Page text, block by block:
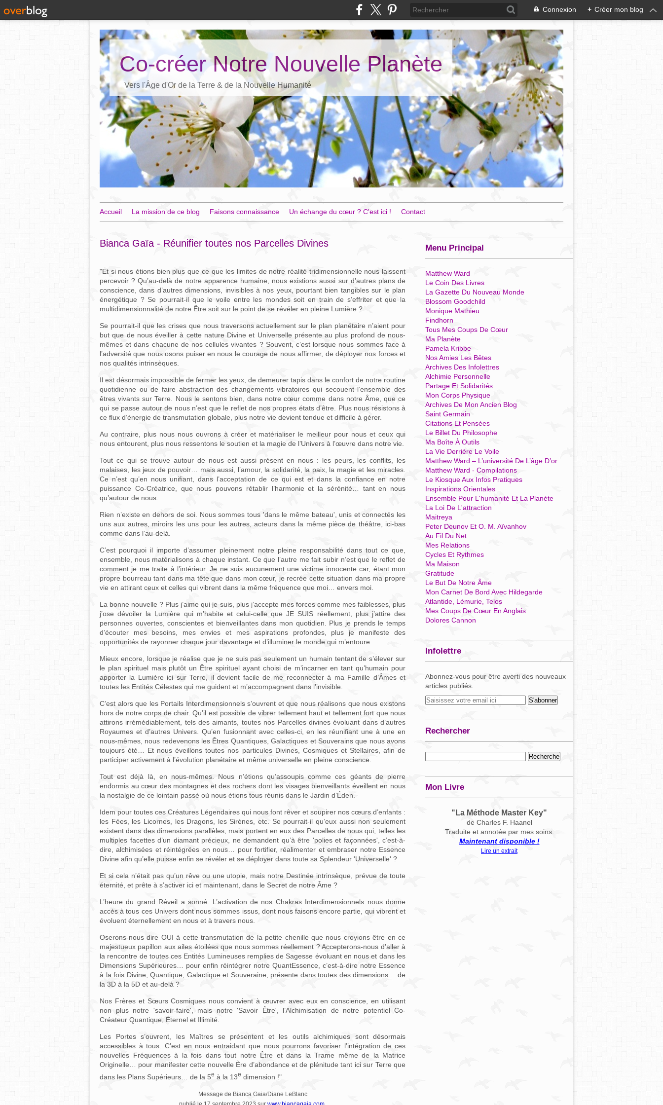
Connexion + Créer mon blog
Co-créer Notre Nouvelle Planète
Vers l'Âge d'Or de la Terre & de la Nouvelle Humanité
Accueil La mission de ce blog Faisons connaissance Un échange du cœur ? C'est ici ! Contact
Bianca Gaïa - Réunifier toutes nos Parcelles Divines
"Et si nous étions bien plus que ce que les limites de notre réalité tridimensionnelle nous laissent
percevoir ? Qu’au-delà de notre apparence humaine, nous existions aussi sur d’autres plans de
conscience, dans d’autres dimensions, invisibles à nos yeux, pourtant bien tangibles sur le plan
énergétique ? Se pourrait-il que le voile entre les mondes soit en train de s’effriter et que la
multidimensionnalité de notre Être soit sur le point de se révéler en pleine Lumière ?
Se pourrait-il que les crises que nous traversons actuellement sur le plan planétaire n’aient pour
but que de nous éveiller à cette nature Divine et Universelle présente au plus profond de nous-
mêmes et dans chacune de nos cellules vivantes ? Souvent, c’est lorsque nous sommes face à
l’adversité que nous osons puiser en nous le courage de nous affirmer, de déployer nos forces et
nos qualités intrinsèques.
Il est désormais impossible de fermer les yeux, de demeurer tapis dans le confort de notre routine
quotidienne ou de faire abstraction des changements vibratoires qui secouent l’ensemble des
êtres vivants sur Terre. Nous le sentons bien, dans notre cœur comme dans notre Âme, que ce
qui se passe autour de nous n’est que le reflet de nos propres états d’être. Plus nous résistons à
ce flux d’énergie de transmutation globale, plus notre vie devient tendue et difficile à gérer.
Au contraire, plus nous nous ouvrons à créer et matérialiser le meilleur pour nous et ceux qui
nous entourent, plus nous ressentons le soutien et la magie de l’Univers à l’œuvre dans notre vie.
Tout ce qui se trouve autour de nous est aussi présent en nous : les peurs, les conflits, les
malaises, les jeux de pouvoir… mais aussi, l’amour, la solidarité, la paix, la magie et les miracles.
Ce n’est qu’en nous unifiant, dans l’acceptation de ce qui est et dans la confiance en notre
puissance Co-Créatrice, que nous pouvons rétablir l’harmonie et la sérénité… tant en nous
qu’autour de nous.
Rien n’existe en dehors de soi. Nous sommes tous 'dans le même bateau', unis et connectés les
uns aux autres, miroirs les uns pour les autres, acteurs dans la même pièce de théâtre, ici-bas
comme dans l’au-delà.
C’est pourquoi il importe d’assumer pleinement notre pleine responsabilité dans tout ce que,
ensemble, nous matérialisons à chaque instant. Ce que l’autre me fait subir n’est que le reflet de
comment je me traite à l’intérieur. Je ne suis aucunement une victime innocente car, étant mon
propre bourreau tant dans ma tête que dans mon cœur, je recrée cette situation dans ma propre
vie en attirant ceux et celles qui vibrent dans la même fréquence que moi… envers moi.
La bonne nouvelle ? Plus j’aime qui je suis, plus j’accepte mes forces comme mes faiblesses, plus
j’ose dévoiler la Lumière qui m’habite et celui-celle que JE SUIS réellement, plus j’attire des
personnes ouvertes, conscientes et bienveillantes dans mon quotidien. Plus je prends le temps
d’écouter mes besoins, mes envies et mes aspirations profondes, plus je manifeste des
opportunités de rayonner chaque jour davantage et d’illuminer le monde qui m’entoure.
Mieux encore, lorsque je réalise que je ne suis pas seulement un humain tentant de s’élever sur
le plan spirituel mais plutôt un Être spirituel ayant choisi de m’incarner en tant qu’humain pour
apporter la Lumière ici sur Terre, il devient facile de me reconnecter à ma Famille d’Âmes et
toutes les Entités Célestes qui me guident et m’accompagnent dans l’invisible.
C’est alors que les Portails Interdimensionnels s’ouvrent et que nous réalisons que nous existons
hors de notre corps de chair. Qu’il est possible de vibrer tellement haut et tellement fort que nous
attirons irrémédiablement, tels des aimants, toutes nos Parcelles divines évoluant dans d’autres
Royaumes et d’autres Univers. Qu’en fusionnant avec celles-ci, en les réunifiant une à une en
nous-mêmes, nous redevenons les Êtres Quantiques, Galactiques et Souverains que nous avons
toujours été… Et nous éveillons toutes nos particules Divines, Cosmiques et Stellaires, afin de
participer activement à l’évolution planétaire et même universelle en pleine conscience.
Tout est déjà là, en nous-mêmes. Nous n’étions qu’assoupis comme ces géants de pierre
endormis au cœur des montagnes et des rochers dont les visages bienveillants éveillent en nous
la nostalgie de ce lointain passé où nous étions tous réunis dans le Jardin d’Éden.
Idem pour toutes ces Créatures Légendaires qui nous font rêver et soupirer nos cœurs d’enfants :
les Fées, les Licornes, les Dragons, les Sirènes, etc. Se pourrait-il qu’eux aussi non seulement
existent dans des dimensions parallèles, mais portent en eux des Parcelles de nous qui, telles les
multiples facettes d’un diamant précieux, ne demandent qu’à être 'polies et façonnées', c’est-à-
dire, alchimisées et réintégrées en nous… pour fortifier, réalimenter et embraser notre Essence
Divine afin qu’elle puisse enfin se révéler et se déployer dans toute sa Splendeur 'Universelle' ?
Et si cela n’était pas qu’un rêve ou une utopie, mais notre Destinée intrinsèque, prévue de toute
éternité, et prête à s’activer ici et maintenant, dans le Secret de notre Âme ?
L’heure du grand Réveil a sonné. L’activation de nos Chakras Interdimensionnels nous donne
accès à tous ces Univers dont nous sommes issus, dont nous faisons encore partie, qui vibrent et
évoluent éternellement en nous et à travers nous.
Oserons-nous dire OUI à cette transmutation de la petite chenille que nous croyions être en ce
majestueux papillon aux ailes étoilées que nous sommes réellement ? Accepterons-nous d’aller à
la rencontre de toutes ces Entités Lumineuses remplies de Sagesse évoluant en nous et dans les
Dimensions Supérieures… pour enfin réintégrer notre QuantEssence, c’est-à-dire notre Essence
à la fois Divine, Quantique, Galactique et Souveraine, présente dans toutes des dimensions… de
la 3D à la 5D et au-delà ?
Nos Frères et Sœurs Cosmiques nous convient à œuvrer avec eux en conscience, en utilisant
non plus notre 'savoir-faire', mais notre 'Savoir Être', l’Alchimisation de notre potentiel Co-
Créateur Quantique, Éternel et Illimité.
Les Portes s’ouvrent, les Maîtres se présentent et les outils alchimiques sont désormais
accessibles à tous. C’est en nous entraidant que nous pourrons favoriser l’intégration de ces
nouvelles Fréquences à la fois dans tout notre Être et dans la Trame même de la Matrice
Originelle… pour manifester cette nouvelle Ère d’abondance et de plénitude tant ici sur Terre que
dans les Plans Supérieurs… de la 5e à la 13e dimension !"
Message de Bianca Gaia/Diane LeBlanc
Menu Principal
Matthew Ward
Le Coin Des Livres
La Gazette Du Nouveau Monde
Blossom Goodchild
Monique Mathieu
Findhorn
Tous Mes Coups De Cœur
Ma Planète
Pamela Kribbe
Nos Amies Les Bêtes
Archives Des Infolettres
Alchimie Personnelle
Partage Et Solidarités
Mon Corps Physique
Archives De Mon Ancien Blog
Saint Germain
Citations Et Pensées
Le Billet Du Philosophe
Ma Boîte À Outils
La Vie Derrière Le Voile
Matthew Ward – L’université De L’âge D’or
Matthew Ward - Compilations
Le Kiosque Aux Infos Pratiques
Inspirations Orientales
Ensemble Pour L'humanité Et La Planète
La Loi De L'attraction
Maitreya
Peter Deunov Et O. M. Aïvanhov
Au Fil Du Net
Mes Relations
Cycles Et Rythmes
Ma Maison
Gratitude
Le But De Notre Âme
Mon Carnet De Bord Avec Hildegarde
Atlantide, Lémurie, Telos
Mes Coups De Cœur En Anglais
Dolores Cannon
Infolettre
Abonnez-vous pour être averti des nouveaux
articles publiés.
Rechercher
Mon Livre
"La Méthode Master Key"
de Charles F. Haanel
Traduite et annotée par mes soins.
Maintenant disponible !
Lire un extrait